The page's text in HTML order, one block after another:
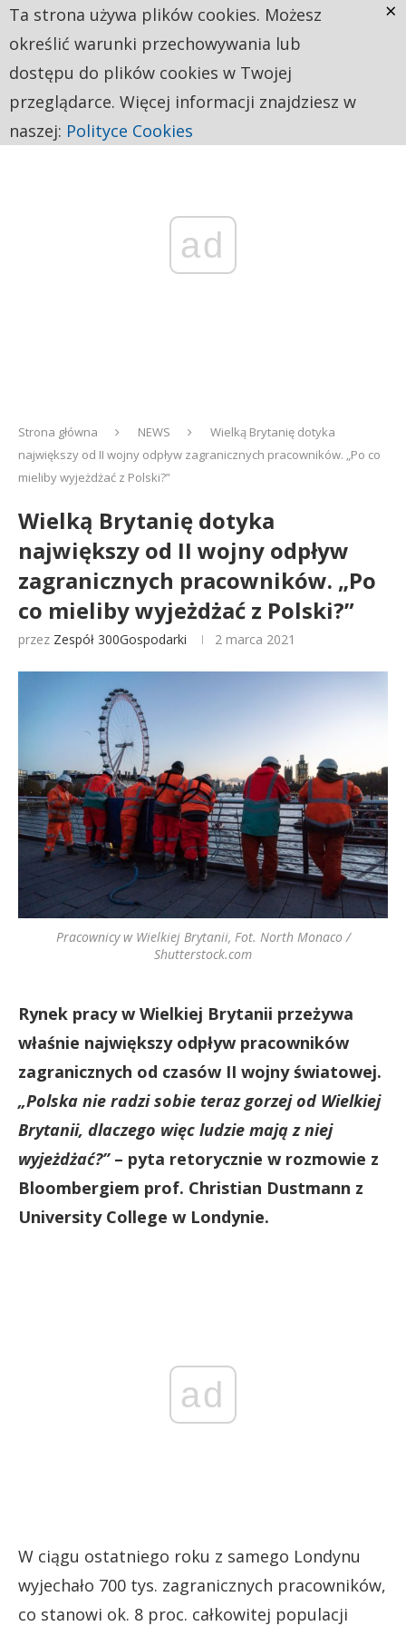
ad
Strona główna NEWS
Wielką Brytanię dotyka
największy od II wojny odpływ zagranicznych pracowników. „Po co
mieliby wyjeżdżać z Polski?”
Wielką Brytanię dotyka
największy od II wojny odpływ
zagranicznych pracowników. „Po
co mieliby wyjeżdżać z Polski?”
przez Zespół 300Gospodarki 2 marca 2021
Pracownicy w Wielkiej Brytanii, Fot. North Monaco /
Shutterstock.com
Rynek pracy w Wielkiej Brytanii przeżywa
właśnie największy odpływ pracowników
zagranicznych od czasów II wojny światowej.
„Polska nie radzi sobie teraz gorzej od Wielkiej
Brytanii, dlaczego więc ludzie mają z niej
wyjeżdżać?”– pyta retorycznie w rozmowie z
Bloombergiem prof. Christian Dustmann z
University College w Londynie.
ad
W ciągu ostatniego roku z samego Londynu
wyjechało 700 tys. zagranicznych pracowników,
co stanowi ok. 8 proc. całkowitej populacji
Ta strona używa plików cookies. Możesz
określić warunki przechowywania lub
dostępu do plików cookies w Twojej
przeglądarce. Więcej informacji znajdziesz w
naszej: Polityce Cookies
×